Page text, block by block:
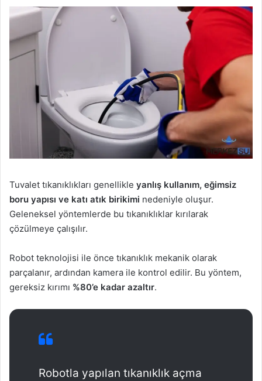
Tuvalet tıkanıklıkları genellikle yanlış kullanım, eğimsiz
boru yapısı ve katı atık birikimi nedeniyle oluşur.
Geleneksel yöntemlerde bu tıkanıklıklar kırılarak
çözülmeye çalışılır.
Robot teknolojisi ile önce tıkanıklık mekanik olarak
parçalanır, ardından kamera ile kontrol edilir. Bu yöntem,
gereksiz kırımı %80’e kadar azaltır.
Robotla yapılan tıkanıklık açma